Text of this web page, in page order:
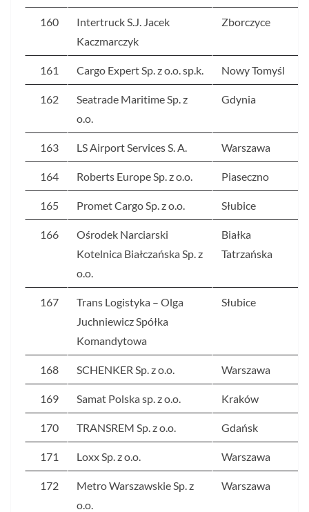
160
Intertruck S.J. Jacek
Kaczmarczyk
Zborczyce
161 Cargo Expert Sp. z o.o. sp.k. Nowy Tomyśl
162
Seatrade Maritime Sp. z
o.o.
Gdynia
163 LS Airport Services S. A. Warszawa
164 Roberts Europe Sp. z o.o. Piaseczno
165 Promet Cargo Sp. z o.o. Słubice
166
Ośrodek Narciarski
Kotelnica Białczańska Sp. z
o.o.
Białka
Tatrzańska
167
Trans Logistyka – Olga
Juchniewicz Spółka
Komandytowa
Słubice
168 SCHENKER Sp. z o.o. Warszawa
169 Samat Polska sp. z o.o. Kraków
170 TRANSREM Sp. z o.o. Gdańsk
171 Loxx Sp. z o.o. Warszawa
172
Metro Warszawskie Sp. z
o.o.
Warszawa